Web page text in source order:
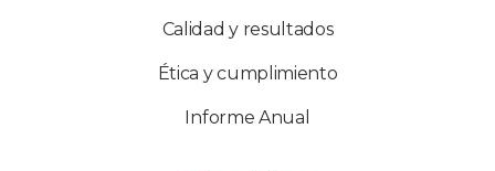
Calidad y resultados
Ética y cumplimiento
Informe Anual